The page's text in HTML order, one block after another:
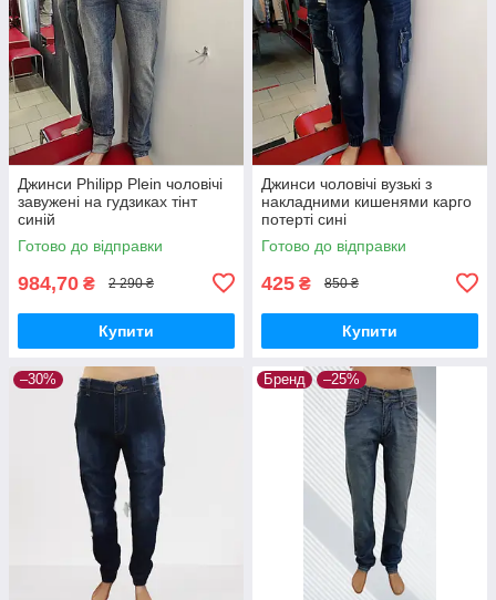
Джинси Philipp Plein чоловічі
завужені на гудзиках тінт
синій
Готово до відправки
984,70 ₴ 2 290 ₴
Купити
Джинси чоловічі вузькі з
накладними кишенями карго
потерті сині
Готово до відправки
425 ₴ 850 ₴
Купити
–30% Бренд –25%